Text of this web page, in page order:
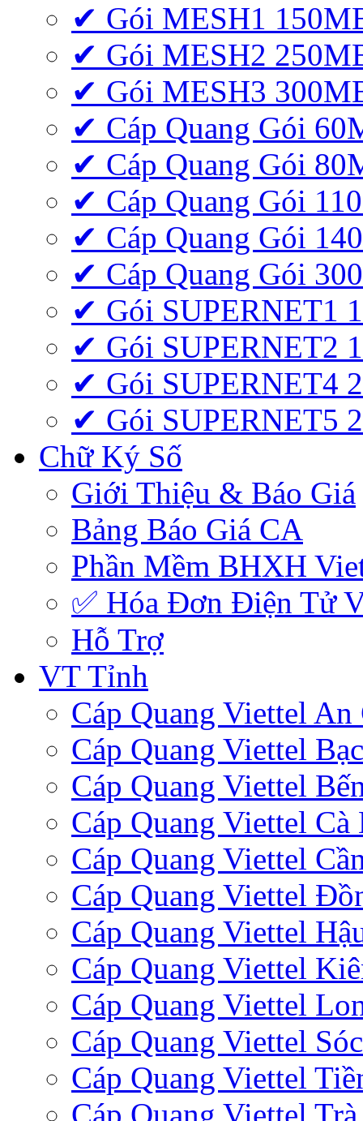
✔ Gói MESH1
✔ Gói MESH2
✔ Gói MESH3
✔ Cáp Quang Gói
✔ Cáp Quang Gói
✔ Cáp Quang Gói
✔ Cáp Quang Gói
✔ Cáp Quang Gói
✔ Gói SUPERNET1
✔ Gói SUPERNET2
✔ Gói SUPERNET4
✔ Gói SUPERNET5
Chữ Ký Số
Giới Thiệu & Báo Giá
Bảng Báo Giá CA
Phần Mềm BHXH
✅‎ Hóa Đơn Điện Tử
Hỗ Trợ
VT Tỉnh
Cáp Quang Viettel An
Cáp Quang Viettel
Cáp Quang Viettel
Cáp Quang Viettel Cà
Cáp Quang Viettel
Cáp Quang Viettel
Cáp Quang Viettel
Cáp Quang Viettel
Cáp Quang Viettel
Cáp Quang Viettel
Cáp Quang Viettel